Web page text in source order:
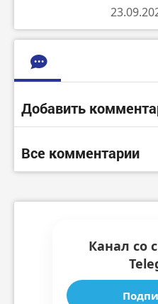
Добавить
Все комментарии
Канал со